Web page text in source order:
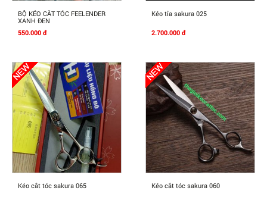
Mua Ngay
BỘ KÉO CẮT TÓC FEELENDER
XANH ĐEN
550.000 đ
Mua Ngay
Kéo tỉa sakura 025
2.700.000 đ
Mua Ngay
Kéo cắt tóc sakura 065 Mua Ngay
Kéo cắt tóc sakura 060